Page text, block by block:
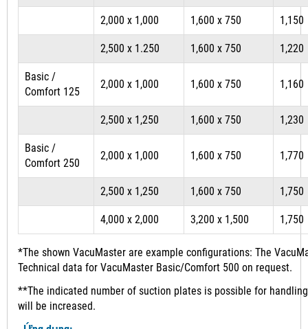
2,000 x 1,000 1,600 x 750 1,150
2,500 x 1.250 1,600 x 750 1,220
Basic /
Comfort 125
2,000 x 1,000 1,600 x 750 1,160
2,500 x 1,250 1,600 x 750 1,230
Basic /
Comfort 250
2,000 x 1,000 1,600 x 750 1,770
2,500 x 1,250 1,600 x 750 1,750
4,000 x 2,000 3,200 x 1,500 1,750
*The shown VacuMaster are example configurations: The
Technical data for VacuMaster Basic/Comfort 500 on request.
**The indicated number of suction plates is possible for
will be increased.